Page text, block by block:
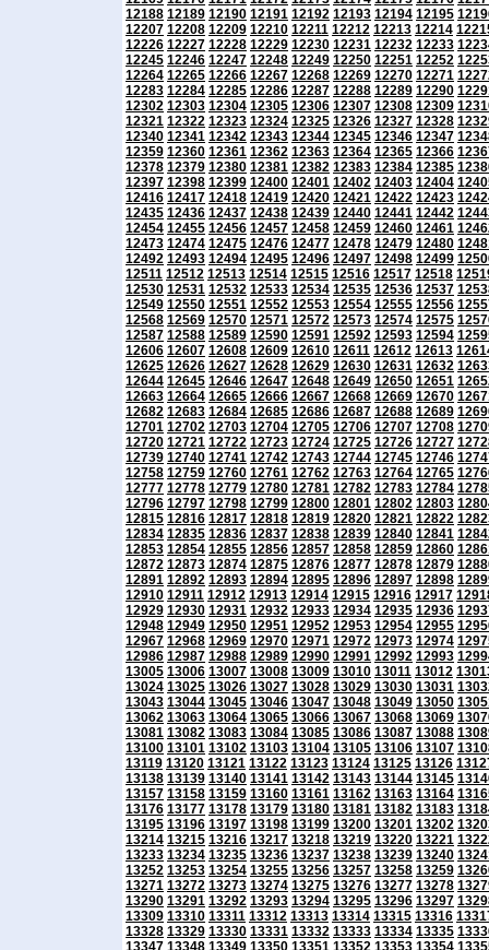
12188 12189 12190 12191 12192 12193 12194 12195
12207 12208 12209 12210 12211 12212 12213 12214
12226 12227 12228 12229 12230 12231 12232 12233
12245 12246 12247 12248 12249 12250 12251 12252
12264 12265 12266 12267 12268 12269 12270 12271
12283 12284 12285 12286 12287 12288 12289 12290
12302 12303 12304 12305 12306 12307 12308 12309
12321 12322 12323 12324 12325 12326 12327 12328
12340 12341 12342 12343 12344 12345 12346 12347
12359 12360 12361 12362 12363 12364 12365 12366
12378 12379 12380 12381 12382 12383 12384 12385
12397 12398 12399 12400 12401 12402 12403 12404
12416 12417 12418 12419 12420 12421 12422 12423
12435 12436 12437 12438 12439 12440 12441 12442
12454 12455 12456 12457 12458 12459 12460 12461
12473 12474 12475 12476 12477 12478 12479 12480
12492 12493 12494 12495 12496 12497 12498 12499
12511 12512 12513 12514 12515 12516 12517 12518
12530 12531 12532 12533 12534 12535 12536 12537
12549 12550 12551 12552 12553 12554 12555 12556
12568 12569 12570 12571 12572 12573 12574 12575
12587 12588 12589 12590 12591 12592 12593 12594
12606 12607 12608 12609 12610 12611 12612 12613
12625 12626 12627 12628 12629 12630 12631 12632
12644 12645 12646 12647 12648 12649 12650 12651
12663 12664 12665 12666 12667 12668 12669 12670
12682 12683 12684 12685 12686 12687 12688 12689
12701 12702 12703 12704 12705 12706 12707 12708
12720 12721 12722 12723 12724 12725 12726 12727
12739 12740 12741 12742 12743 12744 12745 12746
12758 12759 12760 12761 12762 12763 12764 12765
12777 12778 12779 12780 12781 12782 12783 12784
12796 12797 12798 12799 12800 12801 12802 12803
12815 12816 12817 12818 12819 12820 12821 12822
12834 12835 12836 12837 12838 12839 12840 12841
12853 12854 12855 12856 12857 12858 12859 12860
12872 12873 12874 12875 12876 12877 12878 12879
12891 12892 12893 12894 12895 12896 12897 12898
12910 12911 12912 12913 12914 12915 12916 12917
12929 12930 12931 12932 12933 12934 12935 12936
12948 12949 12950 12951 12952 12953 12954 12955
12967 12968 12969 12970 12971 12972 12973 12974
12986 12987 12988 12989 12990 12991 12992 12993
13005 13006 13007 13008 13009 13010 13011 13012
13024 13025 13026 13027 13028 13029 13030 13031
13043 13044 13045 13046 13047 13048 13049 13050
13062 13063 13064 13065 13066 13067 13068 13069
13081 13082 13083 13084 13085 13086 13087 13088
13100 13101 13102 13103 13104 13105 13106 13107
13119 13120 13121 13122 13123 13124 13125 13126
13138 13139 13140 13141 13142 13143 13144 13145
13157 13158 13159 13160 13161 13162 13163 13164
13176 13177 13178 13179 13180 13181 13182 13183
13195 13196 13197 13198 13199 13200 13201 13202
13214 13215 13216 13217 13218 13219 13220 13221
13233 13234 13235 13236 13237 13238 13239 13240
13252 13253 13254 13255 13256 13257 13258 13259
13271 13272 13273 13274 13275 13276 13277 13278
13290 13291 13292 13293 13294 13295 13296 13297
13309 13310 13311 13312 13313 13314 13315 13316
13328 13329 13330 13331 13332 13333 13334 13335
13347 13348 13349 13350 13351 13352 13353 13354